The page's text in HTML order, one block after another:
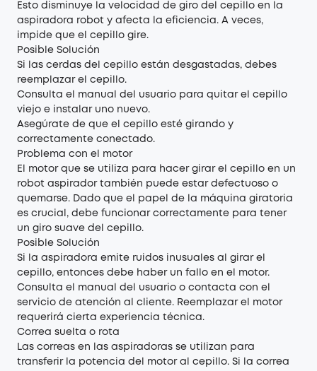
Esto disminuye la velocidad de giro del cepillo en la
aspiradora robot y afecta la eficiencia. A veces,
impide que el cepillo gire.
Posible Solución
Si las cerdas del cepillo están desgastadas, debes
reemplazar el cepillo.
Consulta el manual del usuario para quitar el cepillo
viejo e instalar uno nuevo.
Asegúrate de que el cepillo esté girando y
correctamente conectado.
Problema con el motor
El motor que se utiliza para hacer girar el cepillo en un
robot aspirador también puede estar defectuoso o
quemarse. Dado que el papel de la máquina giratoria
es crucial, debe funcionar correctamente para tener
un giro suave del cepillo.
Posible Solución
Si la aspiradora emite ruidos inusuales al girar el
cepillo, entonces debe haber un fallo en el motor.
Consulta el manual del usuario o contacta con el
servicio de atención al cliente. Reemplazar el motor
requerirá cierta experiencia técnica.
Correa suelta o rota
Las correas en las aspiradoras se utilizan para
transferir la potencia del motor al cepillo. Si la correa